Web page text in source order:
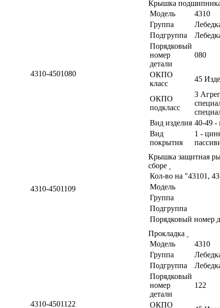
4310-4501080
Крышка
Модель
4310
Группа
Подгруппа
Порядковый
номер
детали
080
ОКПО
класс
45
ОКПО
подкласс
3
Вид изделия 40-49 -
Вид
покрытия
1 -
4310-4501109
Крышка защитная
сборе
Кол-во на "43101,
Модель
Группа
Подгруппа
Порядковый номер
4310-4501122
Прокладка
Модель
4310
Группа
Подгруппа
Порядковый
номер
детали
122
ОКПО